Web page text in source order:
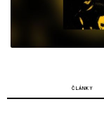
ČLÁNKY